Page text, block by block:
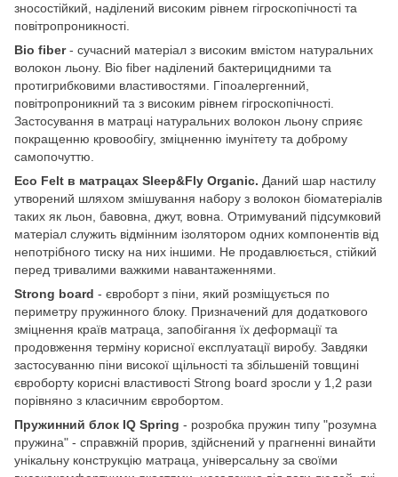
зносостійкий, наділений високим рівнем гігроскопічності та
повітропроникності.
Bio fiber- сучасний матеріал з високим вмістом натуральних
волокон льону. Bio fiber наділений бактерицидними та
протигрибковими властивостями. Гіпоалергенний,
повітропроникний та з високим рівнем гігроскопічності.
Застосування в матраці натуральних волокон льону сприяє
покращенню кровообігу, зміцненню імунітету та доброму
самопочуттю.
Eco Felt в матрацах Sleep&Fly Organic. Даний шар настилу
утворений шляхом змішування набору з волокон біоматеріалів
таких як льон, бавовна, джут, вовна. Отримуваний підсумковий
матеріал служить відмінним ізолятором одних компонентів від
непотрібного тиску на них іншими. Не продавлюється, стійкий
перед тривалими важкими навантаженнями.
Strong board - євроборт з піни, який розміщується по
периметру пружинного блоку. Призначений для додаткового
зміцнення країв матраца, запобігання їх деформації та
продовження терміну корисної експлуатації виробу. Завдяки
застосуванню піни високої щільності та збільшеній товщині
євроборту корисні властивості Strong board зросли у 1,2 рази
порівняно з класичним євробортом.
Пружинний блок IQ Spring - розробка пружин типу "розумна
пружина" - справжній прорив, здійснений у прагненні винайти
унікальну конструкцію матраца, універсальну за своїми